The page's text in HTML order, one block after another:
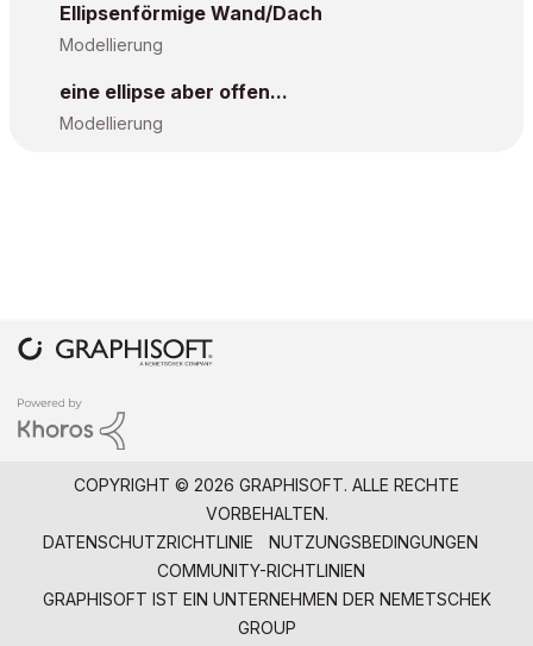
Ellipsenförmige Wand/Dach
Modellierung
eine ellipse aber offen...
Modellierung
COPYRIGHT © 2026 GRAPHISOFT. ALLE RECHTE
VORBEHALTEN.
DATENSCHUTZRICHTLINIE
NUTZUNGSBEDINGUNGEN
COMMUNITY-RICHTLINIEN
GRAPHISOFT IST EIN UNTERNEHMEN DER NEMETSCHEK
GROUP